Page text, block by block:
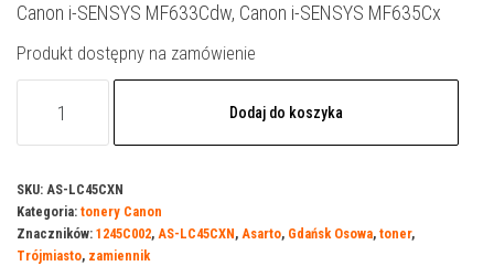
Canon i-SENSYS MF633Cdw, Canon i-SENSYS MF635Cx
Produkt dostępny na zamówienie
do
Canon
45CXN
Dodaj do koszyka
SKU: AS-LC45CXN
Kategoria: tonery Canon
Znaczników: 1245C002, AS-LC45CXN, Asarto, Gdańsk Osowa, toner,
Trójmiasto, zamiennik